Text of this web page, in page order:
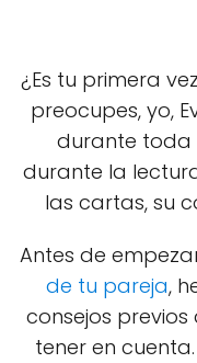
¿Es tu primera
preocupes, yo,
durante toda
durante la
las cartas, su
Antes de
de tu pareja,
consejos
tener en